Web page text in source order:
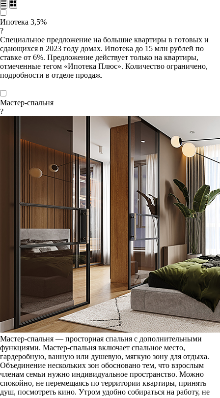
Ипотека 3,5%
?
Специальное предложение на большие квартиры в готовых и
сдающихся в 2023 году домах. Ипотека до 15 млн рублей по
ставке от 6%. Предложение действует только на квартиры,
отмеченные тегом «Ипотека Плюс». Количество ограничено,
подробности в отделе продаж.
Мастер-спальня
?
Мастер-спальня — просторная спальня с дополнительными
функциями. Мастер-спальня включает спальное место,
гардеробную, ванную или душевую, мягкую зону для отдыха.
Объединение нескольких зон обосновано тем, что взрослым
членам семьи нужно индивидуальное пространство. Можно
спокойно, не перемещаясь по территории квартиры, принять
душ, посмотреть кино. Утром удобно собираться на работу, не